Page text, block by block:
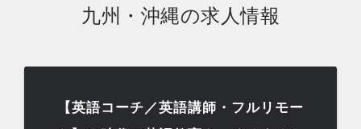
九州・沖縄の求人情報
【英語コーチ／英語講師・フルリモー